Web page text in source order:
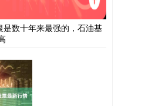
数十年来最强的，石油基